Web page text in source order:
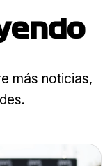
más noticias,